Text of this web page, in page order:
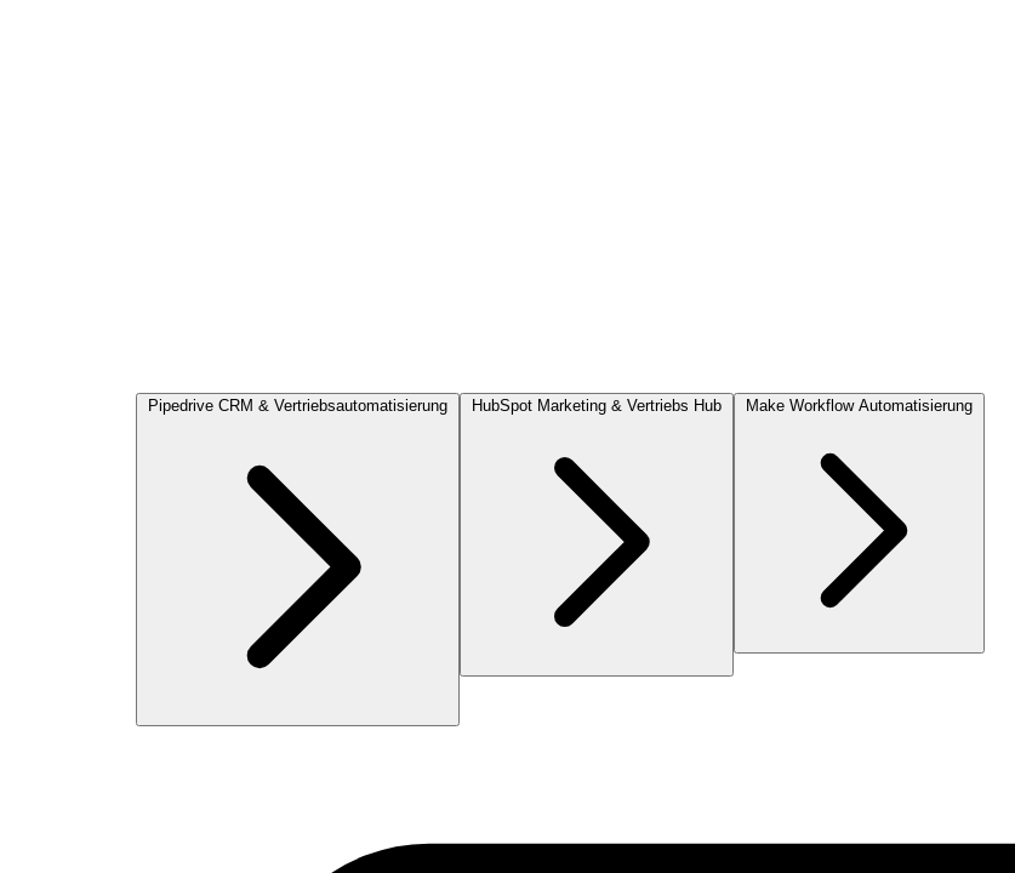
Pipedrive CRM & Vertriebsautomatisierung HubSpot Marketing & Vertriebs Hub Make Workflow Automatisierung